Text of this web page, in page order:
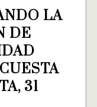
LA
DE
31